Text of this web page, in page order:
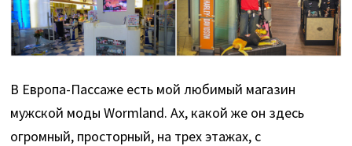
В Европа-Пассаже есть мой любимый магазин
мужской моды Wormland. Ах, какой же он здесь
огромный, просторный, на трех этажах, с